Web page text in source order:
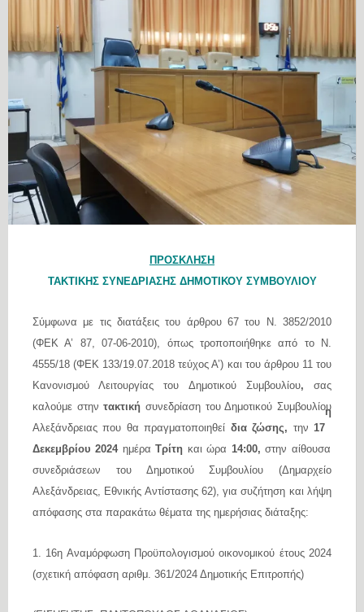
ΠΡΟΣΚΛΗΣΗ
ΤΑΚΤΙΚΗΣ ΣΥΝΕΔΡΙΑΣΗΣ ΔΗΜΟΤΙΚΟΥ ΣΥΜΒΟΥΛΙΟΥ
Σύμφωνα με τις διατάξεις του άρθρου 67 του Ν. 3852/2010
(ΦΕΚ Α’ 87, 07-06-2010), όπως τροποποιήθηκε από το N.
4555/18 (ΦΕΚ 133/19.07.2018 τεύχος Α’) και του άρθρου 11 του
Κανονισμού Λειτουργίας του Δημοτικού Συμβουλίου, σας
καλούμε στηντακτικήσυνεδρίαση του Δημοτικού Συμβουλίου
Αλεξάνδρειας που θα πραγματοποιηθεί δια ζώσης, την 17
η
Δεκεμβρίου 2024ημέραΤρίτη και ώρα 14:00, στην αίθουσα
συνεδριάσεων του Δημοτικού Συμβουλίου (Δημαρχείο
Αλεξάνδρειας, Εθνικής Αντίστασης 62), για συζήτηση και λήψη
απόφασης στα παρακάτω θέματα της ημερήσιας διάταξης:
1. 16η Αναμόρφωση Προϋπολογισμού οικονομικού έτους 2024
(σχετική απόφαση αριθμ. 361/2024 Δημοτικής Επιτροπής)